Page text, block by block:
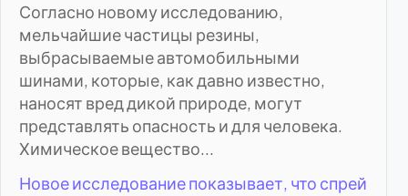
Согласно новому исследованию,
мельчайшие частицы резины,
выбрасываемые автомобильными
шинами, которые, как давно известно,
наносят вред дикой природе, могут
представлять опасность и для человека.
Химическое вещество...
Новое исследование показывает, что спрей